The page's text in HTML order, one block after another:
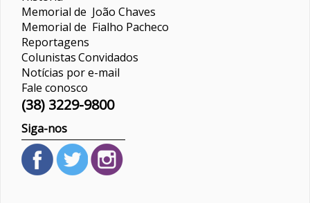
Memorial de João Chaves
Memorial de Fialho Pacheco
Reportagens
ColunistasConvidados
Notícias por e-mail
Fale conosco
(38) 3229-9800
Siga-nos